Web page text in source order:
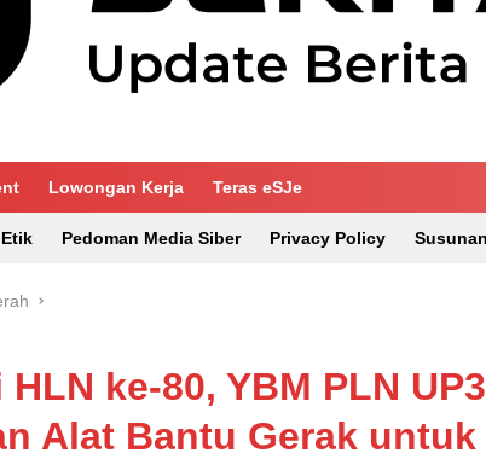
Lowongan Kerja Teras eSJe
Pedoman Media Siber Privacy Policy
ke-80, YBM PLN
Alat Bantu Gerak untuk